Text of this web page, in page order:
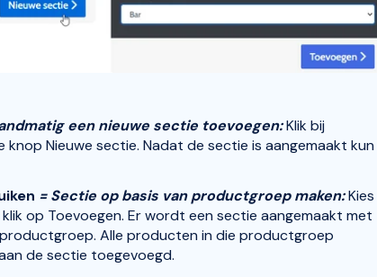
een nieuwe sectie toevoegen: Klik bij
knop Nieuwe sectie. Nadat de sectie is aangemaakt kun
=Sectie op basis van productgroep maken:Kies
op Toevoegen. Er wordt een sectie aangemaakt met
Alle producten in die productgroep
de sectie toegevoegd.